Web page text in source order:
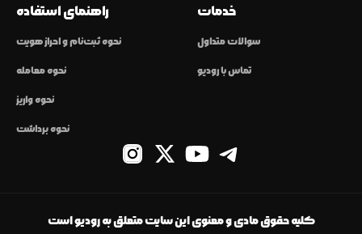
راهنمای استفاده
نحوه ثبت‌نام و احراز هویت
نحوه معامله
نحوه واریز
نحوه برداشت
خدمات
سوالات متداول
تماس با رودیو
کلیه حقوق مادی و معنوی این سایت متعلق به رودیو است